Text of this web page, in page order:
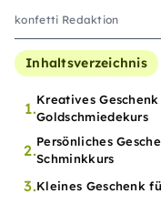
konfetti Redaktion
Inhaltsverzeichnis
1.Kreatives
Goldschmiedekurs
2.Persönliches
Schminkkurs
3.Kleines Geschenk